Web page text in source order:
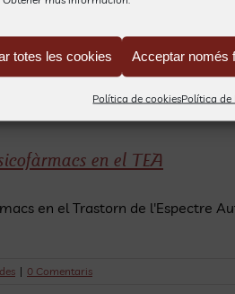
totes les cookies Acceptar només
Política de cookiesPolítica
dels infants amb TEA amb en
| 0 Comentaris
en el TEA
en el Trastorn de l'Espectre
| 0 Comentaris